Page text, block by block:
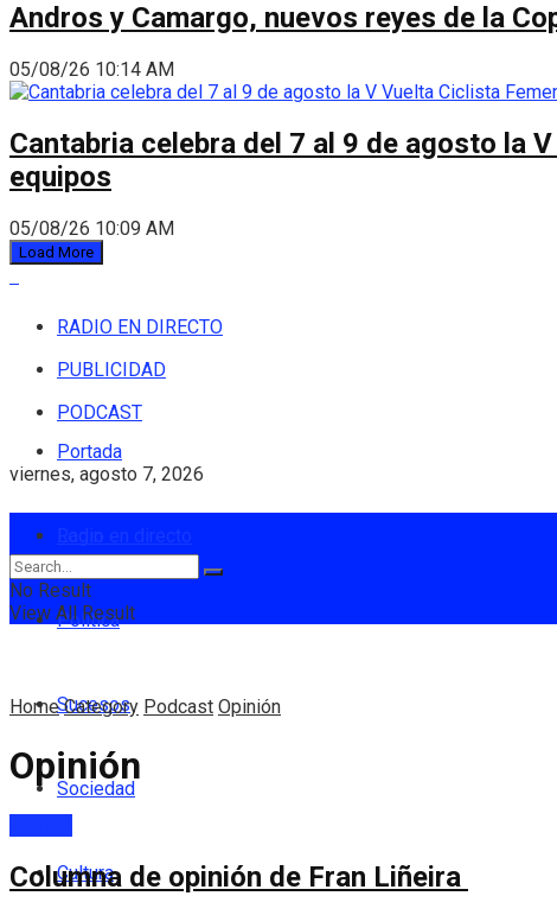
Andros y Camargo, nuevos reyes de la
05/08/26 10:14 AM
Cantabria celebra del 7 al 9 de agosto la
equipos
05/08/26 10:09 AM
Load More
RADIO EN DIRECTO
PUBLICIDAD
PODCAST
viernes, agosto 7, 2026
Portada
Política
Sucesos
Sociedad
Cultura
No Result
View All Result
Home Category Podcast Opinión
Opinión
Columna de opinión de Fran Liñeira